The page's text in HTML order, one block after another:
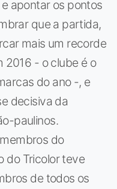
apontar os pontos
que a partida,
mais um recorde
2016 - o clube é o
do ano -, e
decisiva da
paulinos.
do
do Tricolor teve
de todos os